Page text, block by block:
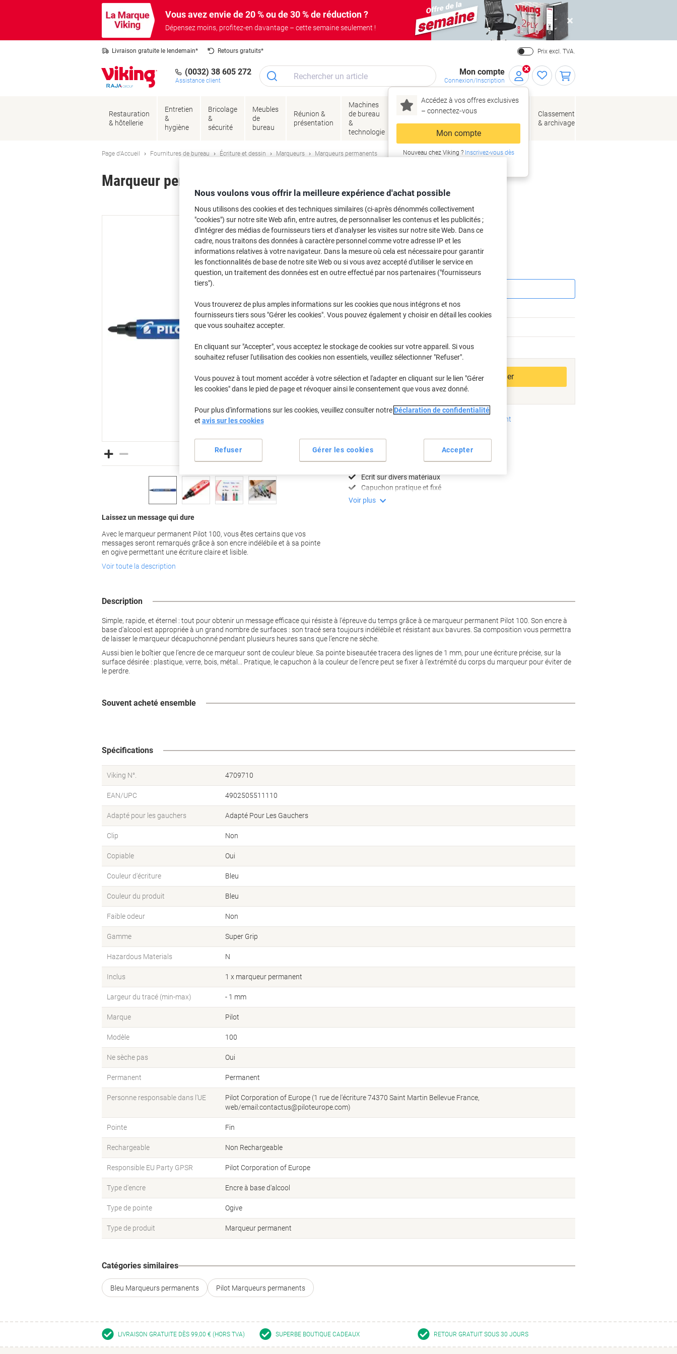
Vous avez envie de 20 % ou de 30 % de réduction ?
Dépensez moins, profitez-en davantage – cette semaine seulement !
Close
Livraison gratuite le lendemain* Retours gratuits* Prix excl. TVA.
(0032) 38 605 272
Assistance client
Mon compte
Connexion/Inscription
Accédez à vos offres exclusives
– connectez‑vous
Mon compte
Nouveau chez Viking ?Inscrivez-vous dès
Restauration
& hôtellerie
Entretien
&
hygiène
Bricolage
&
sécurité
Meubles
de
bureau
Réunion &
présentation
Machines
de bureau
&
technologie
Encres
Papier,
enveloppes
&
emballage
de bureau
Classement
& archivage
Page d'Accueil Fournitures de bureau Écriture et dessin Marqueurs Marqueurs permanents
Marqueur permanent Pilot Super Grip 100 Fin Ogive - 1 mm Bleu
Laissez un message qui dure
Avec le marqueur permanent Pilot 100, vous êtes certains que vos
messages seront remarqués grâce à son encre indélébile et à sa pointe
en ogive permettant une écriture claire et lisible.
Voir toute la description
Achetez Plus,Dépensez Moins
€1,29 À partir de 12 Unités
€1,51 TVA incl.
Quantité TVA excl.
6-11Unités €1,39 -6%
En stock Livraison 2-3 jours ouvrables
Ajouter au panier
Ajouter à une liste
Moyens de paiement
Écrit sur divers matériaux
Capuchon pratique et fixé
Voir plus
Description
Simple, rapide, et éternel : tout pour obtenir un message efficace qui résiste à l’épreuve du temps grâce à ce marqueur permanent Pilot 100. Son encre à
base d’alcool est appropriée à un grand nombre de surfaces : son tracé sera toujours indélébile et résistant aux bavures. Sa composition vous permettra
de laisser le marqueur décapuchonné pendant plusieurs heures sans que l’encre ne sèche.
Aussi bien le boîtier que l’encre de ce marqueur sont de couleur bleue. Sa pointe biseautée tracera des lignes de 1 mm, pour une écriture précise, sur la
surface désirée : plastique, verre, bois, métal... Pratique, le capuchon à la couleur de l'encre peut se fixer à l'extrémité du corps du marqueur pour éviter de
le perdre.
Souvent acheté ensemble
Spécifications
Viking N°. 4709710
EAN/UPC 4902505511110
Adapté pour les gauchers Adapté Pour Les Gauchers
Clip Non
Copiable Oui
Couleur d'écriture Bleu
Couleur du produit Bleu
Faible odeur Non
Gamme Super Grip
Hazardous Materials N
Inclus 1 x marqueur permanent
Largeur du tracé (min-max) - 1 mm
Marque Pilot
Modèle 100
Ne sèche pas Oui
Permanent Permanent
Personne responsable dans l’UE
Pilot Corporation of Europe (1 rue de l'écriture 74370 Saint Martin Bellevue France,
web/email:contactus@piloteurope.com)
Pointe Fin
Rechargeable Non Rechargeable
Responsible EU Party GPSR Pilot Corporation of Europe
Type d'encre Encre à base d'alcool
Type de pointe Ogive
Type de produit Marqueur permanent
Catégories similaires
Bleu Marqueurs permanents Pilot Marqueurs permanents
LIVRAISON GRATUITE DÈS 99,00 € (HORS TVA) SUPERBE BOUTIQUE CADEAUX RETOUR GRATUIT SOUS 30 JOURS
Nous voulons vous offrir la meilleure expérience d'achat possible
Nous utilisons des cookies et des techniques similaires (ci-après dénommés collectivement
"cookies") sur notre site Web afin, entre autres, de personnaliser les contenus et les publicités ;
d'intégrer des médias de fournisseurs tiers et d'analyser les visites sur notre site Web. Dans ce
cadre, nous traitons des données à caractère personnel comme votre adresse IP et les
informations relatives à votre navigateur. Dans la mesure où cela est nécessaire pour garantir
les fonctionnalités de base de notre site Web ou si vous avez accepté d'utiliser le service en
question, un traitement des données est en outre effectué par nos partenaires ("fournisseurs
tiers").
Vous trouverez de plus amples informations sur les cookies que nous intégrons et nos
fournisseurs tiers sous "Gérer les cookies". Vous pouvez également y choisir en détail les cookies
que vous souhaitez accepter.
En cliquant sur "Accepter", vous acceptez le stockage de cookies sur votre appareil. Si vous
souhaitez refuser l'utilisation des cookies non essentiels, veuillez sélectionner "Refuser".
Vous pouvez à tout moment accéder à votre sélection et l'adapter en cliquant sur le lien "Gérer
les cookies" dans le pied de page et révoquer ainsi le consentement que vous avez donné.
Pour plus d'informations sur les cookies, veuillez consulter notre Déclaration de confidentialité
et avis sur les cookies
Gérer les cookies
Refuser Accepter